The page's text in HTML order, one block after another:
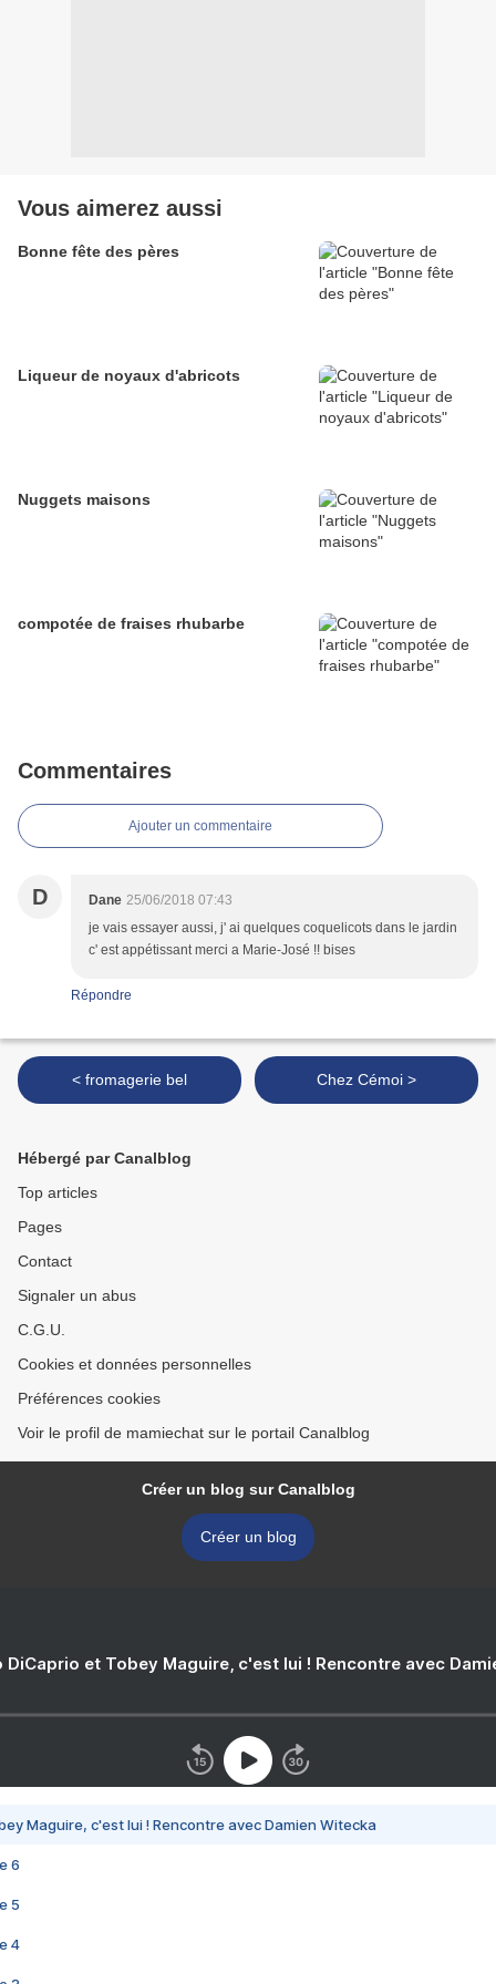
Vous aimerez aussi
Bonne fête des pères
Liqueur de noyaux d'abricots
Nuggets maisons
compotée de fraises rhubarbe
Commentaires
Ajouter un commentaire
D Dane 25/06/2018 07:43
je vais essayer aussi, j' ai quelques coquelicots dans le jardin
c' est appétissant merci a Marie-José !! bises
Répondre
< fromagerie bel Chez Cémoi >
Hébergé par Canalblog
Top articles
Pages
Contact
Signaler un abus
C.G.U.
Cookies et données personnelles
Préférences cookies
Voir le profil de mamiechat sur le portail Canalblog
Créer un blog sur Canalblog
Créer un blog
DiCaprio et Tobey Maguire, c'est lui ! Rencontre avec
Maguire, c'est lui ! Rencontre avec Damien Witecka
6
5
4